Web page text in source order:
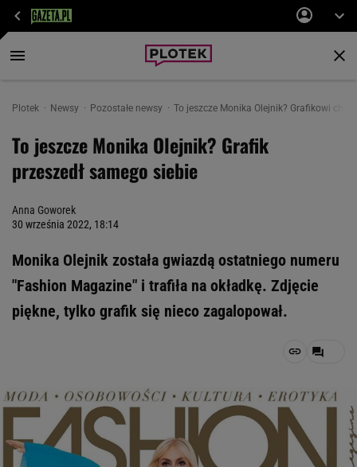
Plotek Newsy Pozostałe newsy To jeszcze Monika Olejnik? Grafikowi
To jeszcze Monika Olejnik? Grafik
przeszedł samego siebie
Anna Goworek
30 września 2022, 18:14
Monika Olejnik została gwiazdą ostatniego numeru
"Fashion Magazine" i trafiła na okładkę. Zdjęcie
piękne, tylko grafik się nieco zagalopował.